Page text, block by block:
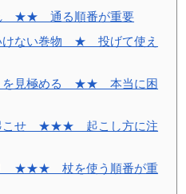
★★ 通る順番が重要
けない巻物 ★ 投げて使え
を見極める ★★ 本当に困
こせ ★★★ 起こし方に注
り ★★★ 杖を使う順番が重